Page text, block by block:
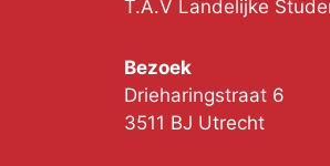
T.A.V Landelijke
Bezoek
Drieharingstraat 6
3511 BJ Utrecht